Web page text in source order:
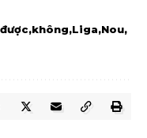
được không Liga Nou